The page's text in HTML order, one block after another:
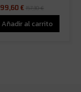
99,60 €157,30 €
Añadir al carrito